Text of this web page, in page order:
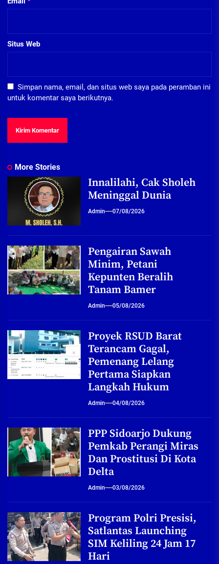
Situs Web
Simpan nama, email, dan situs web saya pada peramban ini
untuk komentar saya berikutnya.
More Stories
Innalilahi, Cak Sholeh
Meninggal Dunia
Admin 07/08/2026
Pengairan Sawah
Minim, Petani
Kepunten Beralih
Tanam Bamer
Admin 05/08/2026
Proyek RSUD Barat
Terancam Gagal,
Pemenang Lelang
Pertama Siapkan
Langkah Hukum
Admin 04/08/2026
PPP Sidoarjo Dukung
Pemkab Perangi Miras
Dan Prostitusi Di Kota
Delta
Admin 03/08/2026
Program Polri Presisi,
Satlantas Launching
SIM Keliling 24 Jam 17
Hari